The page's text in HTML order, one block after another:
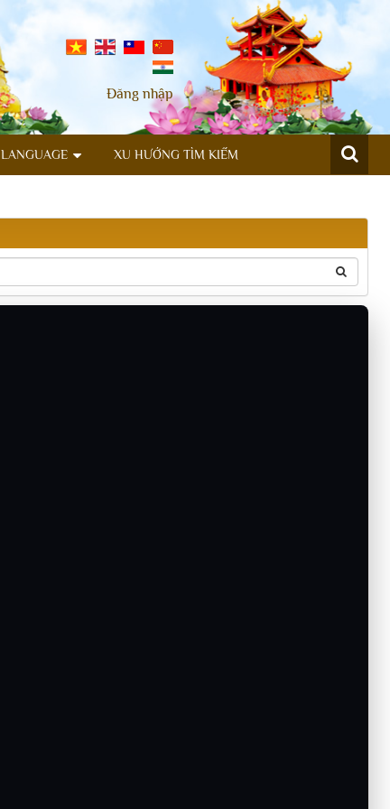
Đăng nhập
LANGUAGE XU HƯỚNG TÌM KIẾM